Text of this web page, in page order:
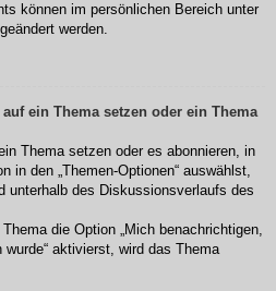
können im persönlichen Bereich unter
werden.
ein Thema setzen oder ein Thema
Thema setzen oder es abonnieren, in
in den „Themen-Optionen“ auswählst,
unterhalb des Diskussionsverlaufs des
die Option „Mich benachrichtigen,
aktivierst, wird das Thema